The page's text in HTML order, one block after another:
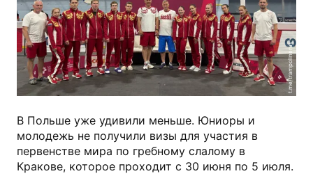
t.me/trampolinerus
В Польше уже удивили меньше. Юниоры и
молодежь не получили визы для участия в
первенстве мира по гребному слалому в
Кракове, которое проходит с 30 июня по 5 июля.